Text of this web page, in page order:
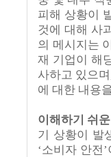
피해 상황이
것에 대해 사
의 메시지는
재 기업이 해
사하고 있으며
에 대한 내용
이해하기 쉬
기 상황이 발
‘소비자 안전